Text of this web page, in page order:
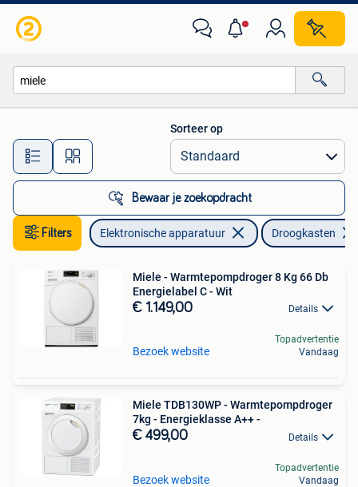
Alle afstanden…
Sorteer op
Bewaar je zoekopdracht
Filters Elektronische apparatuur Droogkasten
Miele - Warmtepompdroger 8 Kg 66 Db
Energielabel C - Wit
€ 1.149,00 Details
Bezoek website
Topadvertentie
Vandaag
Miele TDB130WP - Warmtepompdroger
7kg - Energieklasse A++ -
€ 499,00 Details
Bezoek website
Topadvertentie
Vandaag